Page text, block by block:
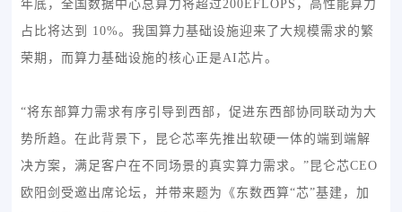
年底，全国数据中心总算力将超过200EFLOPS，高性能算力
占比将达到 10%。我国算力基础设施迎来了大规模需求的繁
荣期，而算力基础设施的核心正是AI芯片。
“将东部算力需求有序引导到西部，促进东西部协同联动为大
势所趋。在此背景下，昆仑芯率先推出软硬一体的端到端解
决方案，满足客户在不同场景的真实算力需求。”昆仑芯CEO
欧阳剑受邀出席论坛，并带来题为《东数西算“芯”基建，加